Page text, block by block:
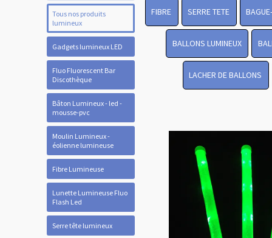
Tous nos produits
lumineux
Gadgets lumineux LED
Fluo Fluorescent Bar
Discothèque
Bâton Lumineux - led -
mousse-pvc
Moulin Lumineux -
éolienne lumineuse
Fibre Lumineuse
Lunette Lumineuse Fluo
Flash Led
Serre tête lumineux
FIBRE SERRE TETE
BALLONS LUMINEUX
LACHER DE BALLONS